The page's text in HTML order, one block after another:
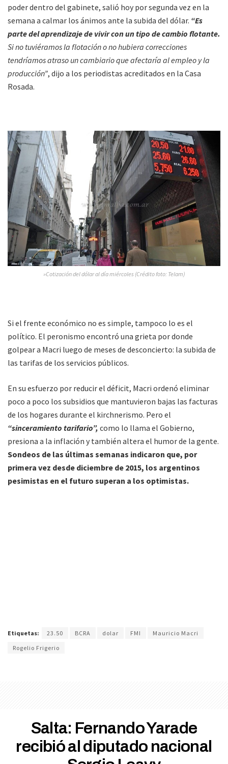
poder dentro del gabinete, salió hoy por segunda vez en la
semana a calmar los ánimos ante la subida del dólar. “Es
parte del aprendizaje de vivir con un tipo de cambio flotante.
Si no tuviéramos la flotación o no hubiera correcciones
tendríamos atraso un cambiario que afectaría al empleo y la
producción”, dijo a los periodistas acreditados en la Casa
Rosada.
»Cotización del dólar al día miércoles (Crédito foto: Telam)
Si el frente económico no es simple, tampoco lo es el
político. El peronismo encontró una grieta por donde
golpear a Macri luego de meses de desconcierto: la subida de
las tarifas de los servicios públicos.
En su esfuerzo por reducir el déficit, Macri ordenó eliminar
poco a poco los subsidios que mantuvieron bajas las facturas
de los hogares durante el kirchnerismo. Pero el
“sinceramiento tarifario”, como lo llama el Gobierno,
presiona a la inflación y también altera el humor de la gente.
Sondeos de las últimas semanas indicaron que, por
primera vez desde diciembre de 2015, los argentinos
pesimistas en el futuro superan a los optimistas.
Etiquetas: 23.50 BCRA dolar FMI
Mauricio Macri
Rogelio Frigerio
Salta: Fernando Yarade
recibió al diputado nacional